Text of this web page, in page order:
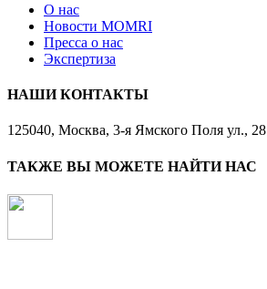
О нас
Новости MOMRI
Пресса о нас
Экспертиза
НАШИ КОНТАКТЫ
125040, Москва, 3-я Ямского Поля ул., 28
ТАКЖЕ ВЫ МОЖЕТЕ НАЙТИ НАС